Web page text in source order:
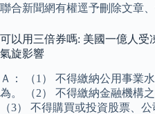
聯合新聞網有權逕予刪除文章
可以用三倍券嗎: 美國一億人
氣旋影響
Ａ： （1） 不得繳納公用事業
為。 （2） 不得繳納金融機構
（3） 不得購買或投資股票、